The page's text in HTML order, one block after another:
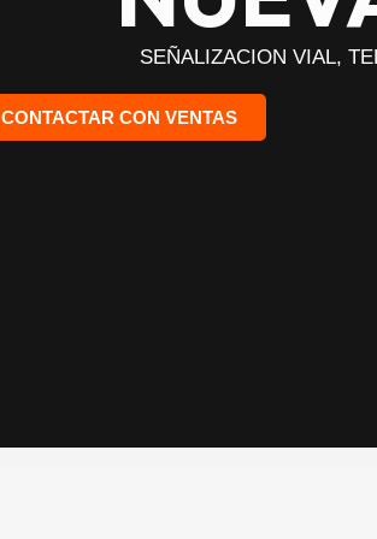
SEÑALIZACION VIAL,
CONTACTAR CON VENTAS